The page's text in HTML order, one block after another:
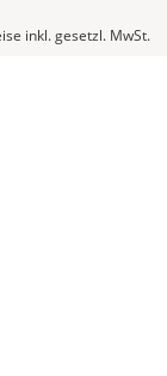
inkl. gesetzl. MwSt.